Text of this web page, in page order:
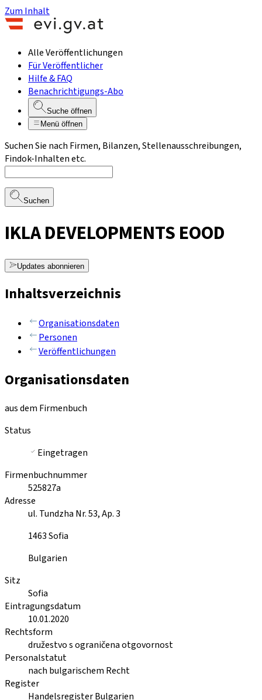
Zum Inhalt
Alle Veröffentlichungen
Für Veröffentlicher
Hilfe & FAQ
Benachrichtigungs-Abo
Suche öffnen
Menü öffnen
Suchen Sie nach Firmen, Bilanzen, Stellenausschreibungen,
Findok-Inhalten etc.
Suchen
IKLA DEVELOPMENTS EOOD
Updates abonnieren
Inhaltsverzeichnis
Organisationsdaten
Personen
Veröffentlichungen
Organisationsdaten
aus dem Firmenbuch
Status
Eingetragen
Firmenbuchnummer
525827a
Adresse
ul. Tundzha Nr. 53, Ap. 3
1463Sofia
Bulgarien
Sitz
Sofia
Eintragungsdatum
10.01.2020
Rechtsform
družestvo s ograničena otgovornost
Personalstatut
nach bulgarischem Recht
Register
Handelsregister Bulgarien